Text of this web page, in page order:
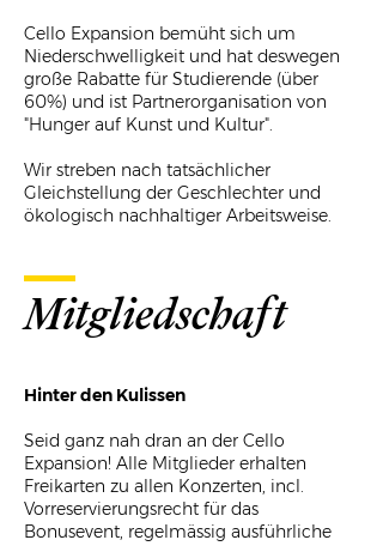
Cello Expansion bemüht sich um
Niederschwelligkeit und hat deswegen
große Rabatte für Studierende (über
60%) und ist Partnerorganisation von
"Hunger auf Kunst und Kultur".
Wir streben nach tatsächlicher
Gleichstellung der Geschlechter und
ökologisch nachhaltiger Arbeitsweise.
Mitgliedschaft
Hinter den Kulissen
Seid ganz nah dran an der Cello
Expansion! Alle Mitglieder erhalten
Freikarten zu allen Konzerten, incl.
Vorreservierungsrecht für das
Bonusevent, regelmässig ausführliche